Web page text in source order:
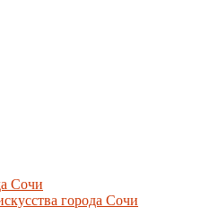
Сочи
города Сочи